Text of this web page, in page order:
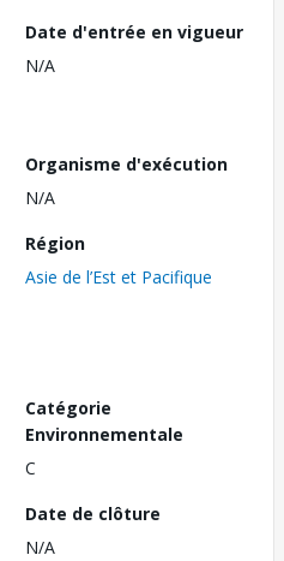
Date d'entrée en vigueur
N/A
Organisme d'exécution
N/A
Région
Asie de l’Est et Pacifique
Catégorie
Environnementale
C
Date de clôture
N/A